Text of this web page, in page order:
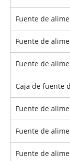
Fuente de
Fuente de
Fuente de
Caja de fuente
Fuente de
Fuente de
Fuente de